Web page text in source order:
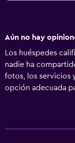
Aún no hay
Los huéspedes
nadie ha
fotos, los servicios
opción adecuada